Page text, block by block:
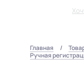
Главная
Ручная